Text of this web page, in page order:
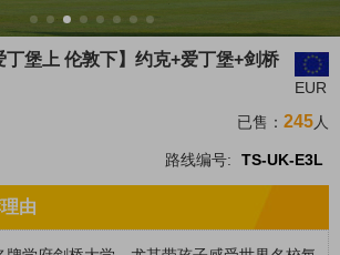
堡上 伦敦下】约克+爱丁堡+剑桥
EUR
已售： 245人
路线编号: TS-UK-E3L
由